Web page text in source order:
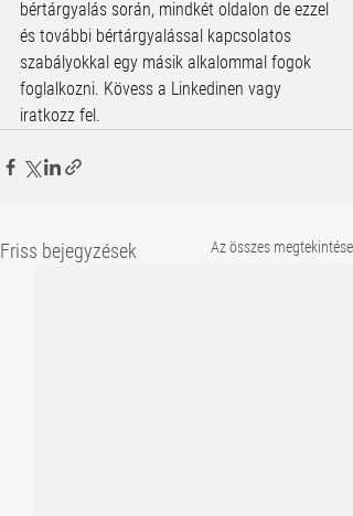
bértárgyalás során, mindkét oldalon de ezzel
és további bértárgyalással kapcsolatos
szabályokkal egy másik alkalommal fogok
foglalkozni. Kövess a Linkedinen vagy
iratkozz fel.
Friss bejegyzések Az összes megtekintése